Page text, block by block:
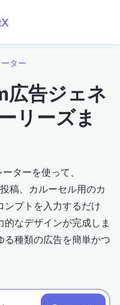
ター
広告ジェネ
リーズま
ターを使って、
稿、カルーセル用のカ
ンプトを入力するだけ
なデザインが完成しま
る種類の広告を簡単かつ